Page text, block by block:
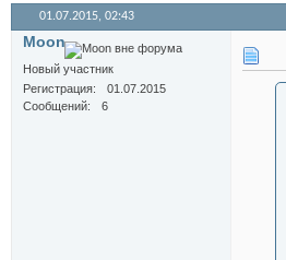
01.07.2015, 02:43
Moon
Новый участник
Регистрация
01.07.2015
Сообщений
6